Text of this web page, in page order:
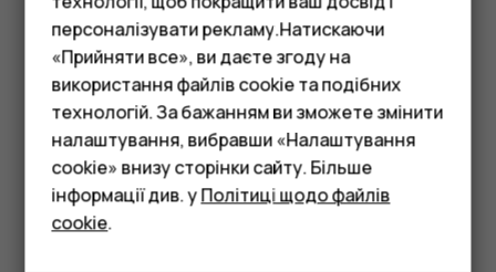
Смартфони
Фічерфони
Аксесуари
Планшети
негайно? Щоб вимкнути звук вхідного виклику,
натисніть клавішу зменшення гучності. Ви також
можете налаштувати на телефоні вимкнення
звуку сигналу дзвінка, коли Ви піднімаєте
телефон: торкнітьсяНалаштування>Система
Жести>Вимкнення звуку під час підняттята
ввімкніть цю функцію.
Щоб відхиляти вхідні виклики шляхом
перевертання телефону, торкніться
персоналізувати рекламу.Натискаючи
«Прийняти все», ви даєте згоду на
використання файлів cookie та подібних
технологій. За бажанням ви зможете змінити
налаштування, вибравши «Налаштування
cookie» внизу сторінки сайту. Більше
інформації див. уПолітиці щодо файлів
cookie.